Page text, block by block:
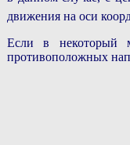
движения на оси
Если в некоторый
противоположных